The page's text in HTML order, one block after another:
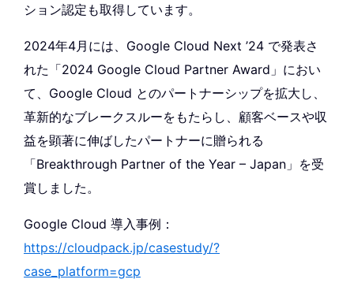
ション認定も取得しています。
2024年4月には、Google Cloud Next ’24 で発表さ
れた「2024 Google Cloud Partner Award」におい
て、Google Cloud とのパートナーシップを拡大し、
革新的なブレークスルーをもたらし、顧客ベースや収
益を顕著に伸ばしたパートナーに贈られる
「Breakthrough Partner of the Year – Japan」を受
賞しました。
Google Cloud 導入事例：
https://cloudpack.jp/casestudy/?
case_platform=gcp